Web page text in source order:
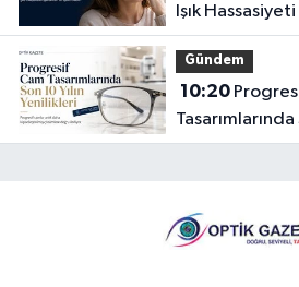
Işık
Gündem
10:20Progresif Cam